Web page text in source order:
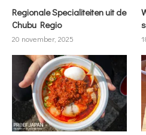
Regionale Specialiteiten uit de
Chubu Regio
20 november, 2025